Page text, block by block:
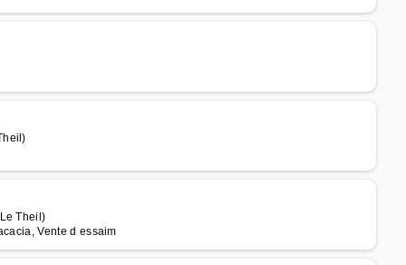
Theil)
Vente d essaim